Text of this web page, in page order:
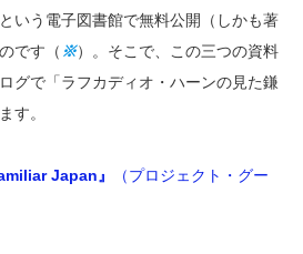
いう電子図書館で無料公開（しかも著
です（ ※）。そこで、この三つの資料
グで「ラフカディオ・ハーンの見た鎌
す。
Japan』
（プロジェクト・グー